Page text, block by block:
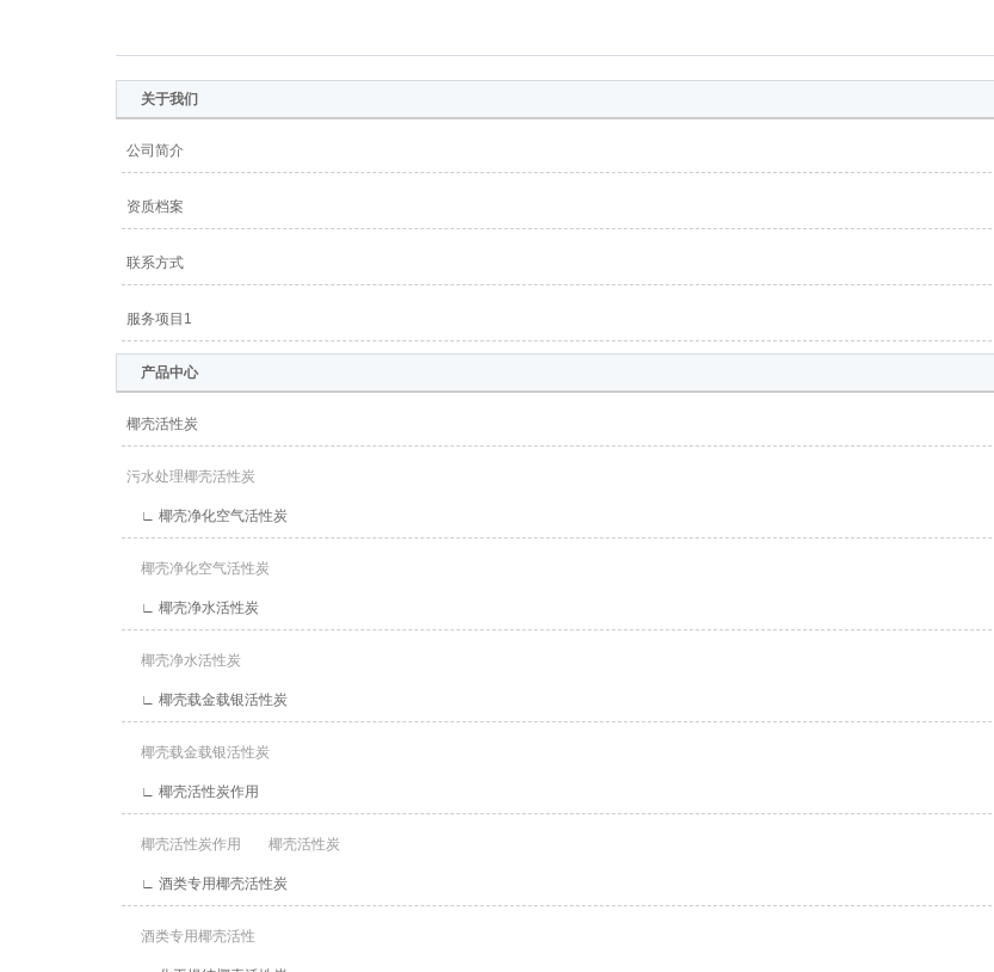
关于我们
公司简介
资质档案
联系方式
服务项目1
产品中心
椰壳活性炭
污水处理椰壳活性炭
∟ 椰壳净化空气活性炭
椰壳净化空气活性炭
∟ 椰壳净水活性炭
椰壳净水活性炭
∟ 椰壳载金载银活性炭
椰壳载金载银活性炭
∟ 椰壳活性炭作用
椰壳活性炭作用 椰壳活性炭
∟ 酒类专用椰壳活性炭
酒类专用椰壳活性